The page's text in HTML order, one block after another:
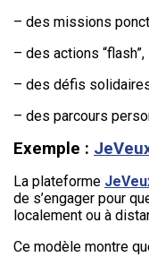
– des missions
– des actions “flash”,
– des défis
– des parcours
Exemple :
La plateforme
de s’engager pour
localement ou à
Ce modèle montre